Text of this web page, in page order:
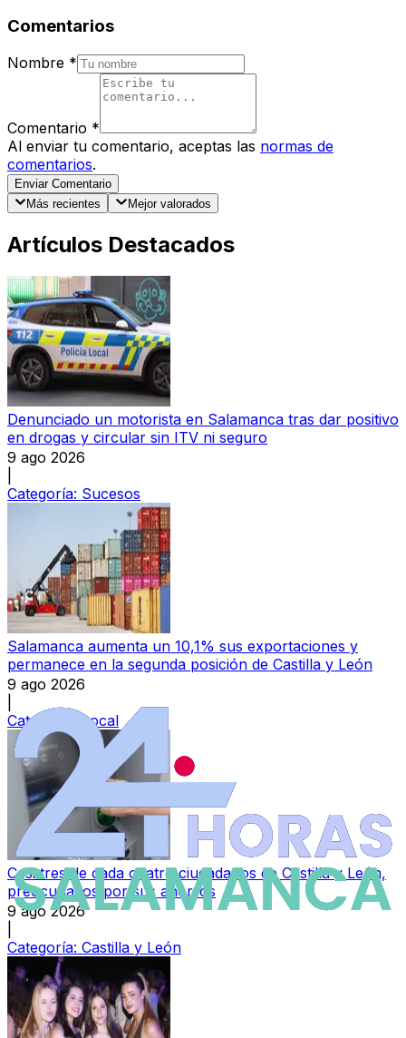
Comentarios
Nombre *
Comentario *
Al enviar tu comentario, aceptas las normas de
comentarios.
Enviar Comentario
Más recientes
Mejor valorados
Artículos Destacados
Denunciado un motorista en Salamanca tras dar positivo
en drogas y circular sin ITV ni seguro
9 ago 2026
Categoría: Sucesos
Salamanca aumenta un 10,1% sus exportaciones y
permanece en la segunda posición de Castilla y León
9 ago 2026
Categoría:
Local
Casi tres de cada cuatro ciudadanos de Castilla y León,
preocupados por sus ahorros
9 ago 2026
Categoría: Castilla y León